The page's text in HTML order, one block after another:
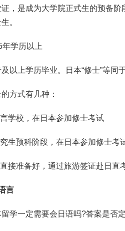
，是成为大学院正式生的预备
。
学历以上
以上学历毕业。日本“修士”等同
方式有几种：
学校，在日本参加修士考试
生预科阶段，在日本参加修士考
接准备好，通过旅游签证赴日直
言
学一定需要会日语吗?答案是否